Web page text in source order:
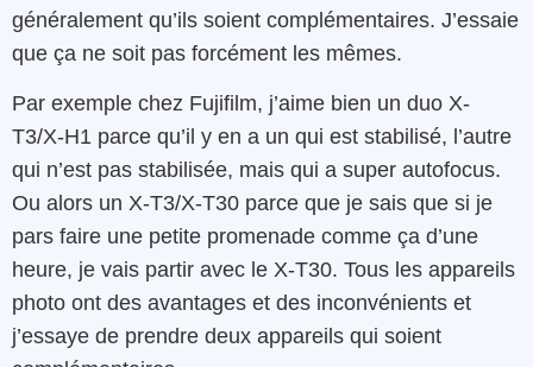
généralement qu’ils soient complémentaires. J’essaie
que ça ne soit pas forcément les mêmes.
Par exemple chez Fujifilm, j’aime bien un duo X-
T3/X-H1 parce qu’il y en a un qui est stabilisé, l’autre
qui n’est pas stabilisée, mais qui a super autofocus.
Ou alors un X-T3/X-T30 parce que je sais que si je
pars faire une petite promenade comme ça d’une
heure, je vais partir avec le X-T30. Tous les appareils
photo ont des avantages et des inconvénients et
j’essaye de prendre deux appareils qui soient